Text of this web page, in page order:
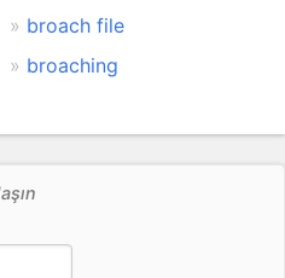
broach file
broaching